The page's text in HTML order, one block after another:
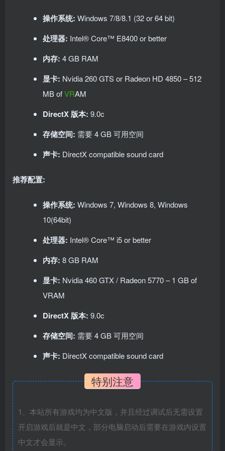
操作系统: Windows 7/8/8.1 (32 or 64 bit)
处理器: Intel® Core™ E8400 or better
内存: 4 GB RAM
显卡: Nvidia 260 GTS or Radeon HD 4850 – 512
MB ofVRAM
DirectX 版本: 9.0c
存储空间: 需要 4 GB 可用空间
声卡: DirectX compatible sound card
推荐配置:
操作系统: Windows 7, Windows 8, Windows
10(64bit)
处理器: Intel® Core™ i5 or better
内存: 8 GB RAM
显卡: Nvidia 460 GTX / Radeon 5770 – 1 GB of
VRAM
DirectX 版本: 9.0c
存储空间: 需要 4 GB 可用空间
声卡: DirectX compatible sound card
特别注意
1、本站所有游戏均为中文版，并且经过调试后无需设置
开启游戏后就是中文，部分电脑启动后需要在游戏内设置
中文才会显示。